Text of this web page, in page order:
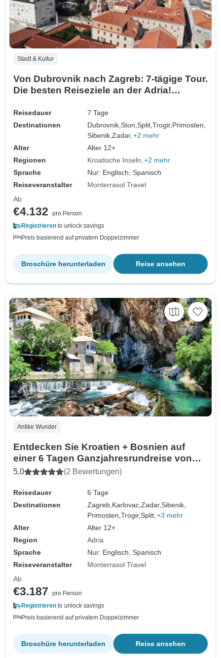
Stadt & Kultur
Von Dubrovnik nach Zagreb: 7-tägige Tour.
Die besten Reiseziele an der Adria!
Zadar und mehr! UNESCO-Stätten. Antike
ummauerte Städte. Viel Geschichte,
venezianische Architektur und malerische
Aussichten. Leb…
Reisedauer
7 Tage
Destinationen
Dubrovnik,Ston,Split,Trogir,Primosten,
Sibenik,Zadar, +2 mehr
Alter
Alter 12+
Regionen
Kroatische Inseln +2 mehr
Sprache
Nur: Englisch, Spanisch
Reiseveranstalter
Monterrasol Travel
Ab
€4.132
pro Person
Registrieren to unlock savings
Preis basierend auf privatem Doppelzimmer
Reise ansehen
Broschüre herunterladen
Antike Wunder
Entdecken Sie Kroatien + Bosnien auf
einer 6 Tagen Ganzjahresrundreise von
Zagreb nach Dubrovnik. Dalmatinische
venezianische Städte, Festungen und
malerische Straßen.
5,0 (2 Bewertungen)
Reisedauer
6 Tage
Destinationen
Zagreb, Karlovac,Zadar,Sibenik,
Primosten,Trogir,Split, +3 mehr
Alter
Alter 12+
Region
Adria
Sprache
Nur: Englisch, Spanisch
Reiseveranstalter
Monterrasol Travel
Ab
€3.187
pro Person
Registrieren to unlock savings
Preis basierend auf privatem Doppelzimmer
Reise ansehen
Broschüre herunterladen